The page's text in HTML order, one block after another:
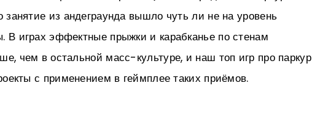
занятие из андеграунда вышло чуть ли не на уровень
В играх эффектные прыжки и карабканье по стенам
чем в остальной масс-культуре, и наш топ игр про паркур
с применением в геймплее таких приёмов.